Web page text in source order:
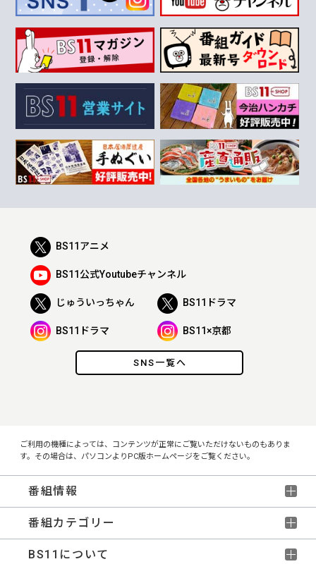
SNS一覧へ
BS11アニメ
BS11公式Youtubeチャンネル
じゅういっちゃん BS11ドラマ
BS11ドラマ BS11×京都
ご利用の機種によっては、コンテンツが正常にご覧いただけないものもありま
す。その場合は、パソコンよりPC版ホームページをご覧ください。
番組情報
番組カテゴリー
BS11について